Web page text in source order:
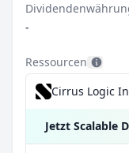
-
Ressourcen
Jetzt Scalable